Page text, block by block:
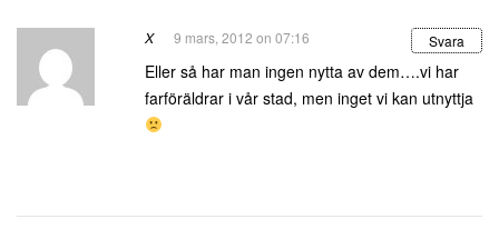
X 9 mars, 2012 on 07:16 Svara
Eller så har man ingen nytta av dem….vi har
farföräldrar i vår stad, men inget vi kan utnyttja